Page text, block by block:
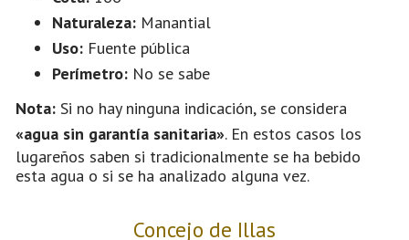
Naturaleza: Manantial
Uso: Fuente pública
Perímetro: No se sabe
Nota: Si no hay ninguna indicación, se considera
«agua sin garantía sanitaria». En estos casos los
lugareños saben si tradicionalmente se ha bebido
esta agua o si se ha analizado alguna vez.
Concejo de Illas